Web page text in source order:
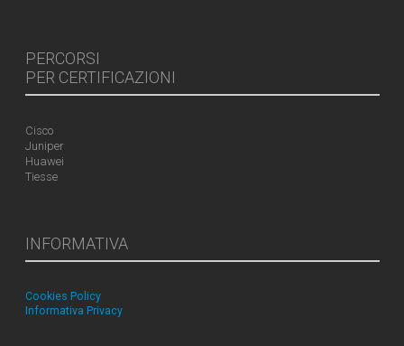
PERCORSI
PER CERTIFICAZIONI
Cisco
Juniper
Huawei
Tiesse
INFORMATIVA
Cookies Policy
Informativa Privacy